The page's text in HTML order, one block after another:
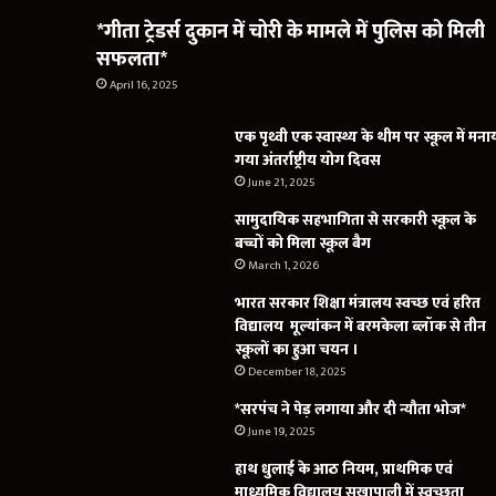
*गीता ट्रेडर्स दुकान में चोरी के मामले में पुलिस को मिली
सफलता*
April 16, 2025
एक पृथ्वी एक स्वास्थ्य के थीम पर स्कूल में
गया अंतर्राष्ट्रीय योग दिवस
June 21, 2025
सामुदायिक सहभागिता से सरकारी स्कूल के
बच्चों को मिला स्कूल बैग
March 1, 2026
भारत सरकार शिक्षा मंत्रालय स्वच्छ एवं हरित
विद्यालय मूल्यांकन में बरमकेला ब्लॉक से तीन
स्कूलों का हुआ चयन ।
December 18, 2025
*सरपंच ने पेड़ लगाया और दी न्यौता भोज*
June 19, 2025
हाथ धुलाई के आठ नियम, प्राथमिक एवं